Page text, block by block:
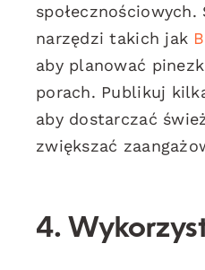
społecznościowych.
narzędzi takich jak
aby planować
porach. Publikuj
aby dostarczać
zwiększać
4.